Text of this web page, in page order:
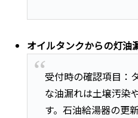
オイルタンクからの灯油
受付時の確認項目：
な油漏れは土壌汚染
す。石油給湯器の更